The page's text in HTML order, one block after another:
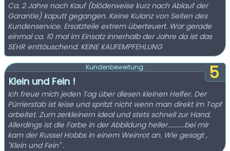
Ca. 2 Jahre nach Kauf (blöderweise kurz nach Ablauf der
Garantie) kaputt gegangen. Keine Kulanz von Seiten des
Kundenservice. Ersatzteile extrem überteuert. War gerade
einmal ca. 10 mal im Einsatz innerhalb der Jahre da ist das
SEHR enttäuschend. KEINE KAUFEMPFEHLUNG
5
Kundenbewertung:
Klein und Fein !
Ich freue mich jeden Tag über diesen kleinen Helfer. Der
Pürrierstab ist leise und spritzt nicht wenn man direkt im Topf
arbeitet. Zum zerkleinern ideal und stets schnell zur Hand.
Allerdings ist die Farbe in der Abbildung heller...........bei mir
kam der Russel Hobbs in einem Weinrot an. Wie gesagt ,
"Klein und Fein" .